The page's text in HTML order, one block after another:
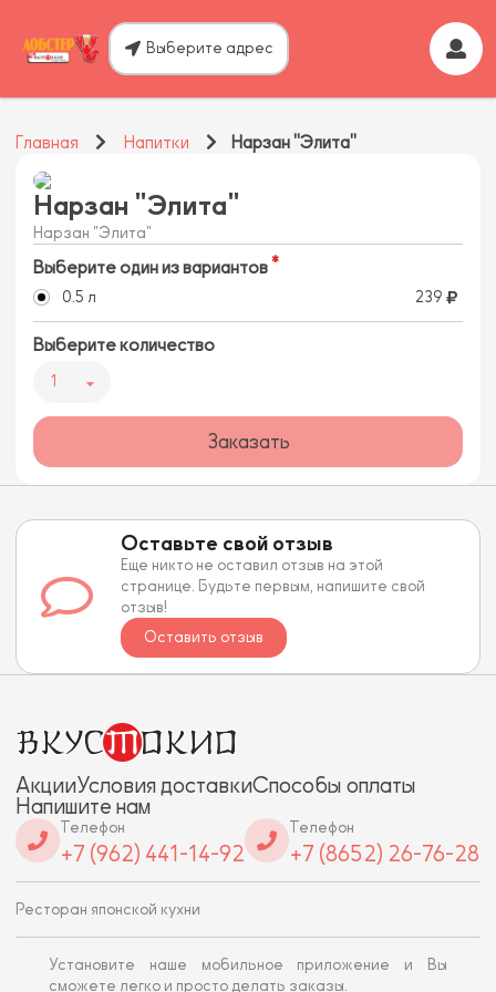
Выберите адрес
Главная Напитки Нарзан "Элита"
Нарзан "Элита"
Нарзан "Элита"
Выберите один из вариантов
0.5 л 239
Выберите количество
1
Заказать
Оставьте свой отзыв
Еще никто не оставил отзыв на этой
странице. Будьте первым, напишите свой
отзыв!
Оставить отзыв
АкцииУсловия доставкиСпособы оплаты
Напишите нам
Телефон
+7 (962) 441-14-92
Телефон
+7 (8652) 26-76-28
Ресторан японской кухни
Установите наше мобильное приложение и Вы
сможете легко и просто делать заказы.